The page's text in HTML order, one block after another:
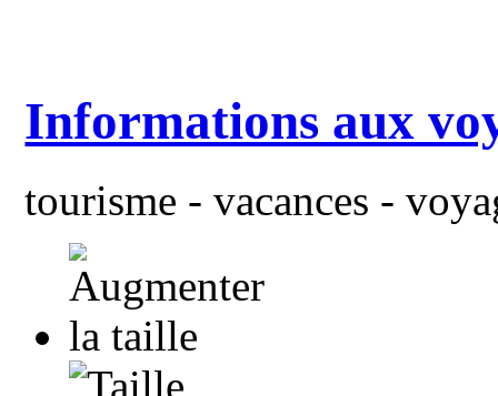
Informations aux
tourisme - vacances -